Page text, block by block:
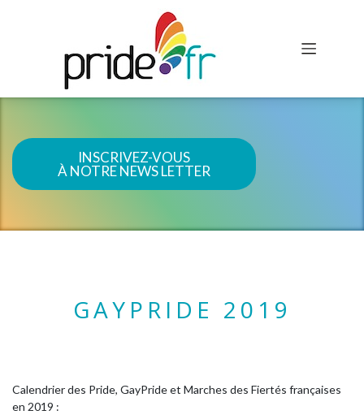
INSCRIVEZ-VOUS
À NOTRE NEWS LETTER
Calendrier des Pride, GayPride et Marches des Fiertés françaises
en 2019 :
GAYPRIDE 2019